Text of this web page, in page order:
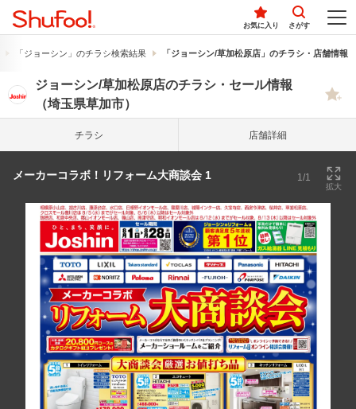
お気に入り さがす
「ジョーシン」のチラシ検索結果 「ジョーシン/草加松原店」のチラシ・店舗情報
ジョーシン/草加松原店のチラシ・セール情報
（埼玉県草加市）
チラシ 店舗詳細
メーカーコラボ！リフォーム大商談会 1 1/1
拡大